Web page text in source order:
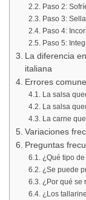
Paso 2:
Paso 3:
Paso 4:
Paso 5:
La diferencia
italiana
Errores
La salsa
La salsa
La carne
Variaciones
Preguntas
¿Qué tipo
¿Se puede
¿Por qué se
¿Los